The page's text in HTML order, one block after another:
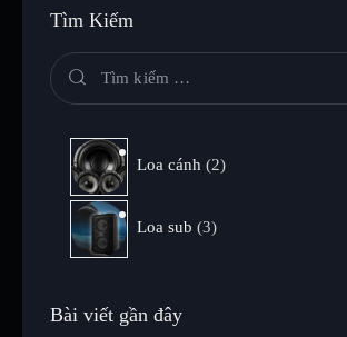
Tìm Kiếm
Loa cánh 2
Loa sub 3
Bài viết gần đây